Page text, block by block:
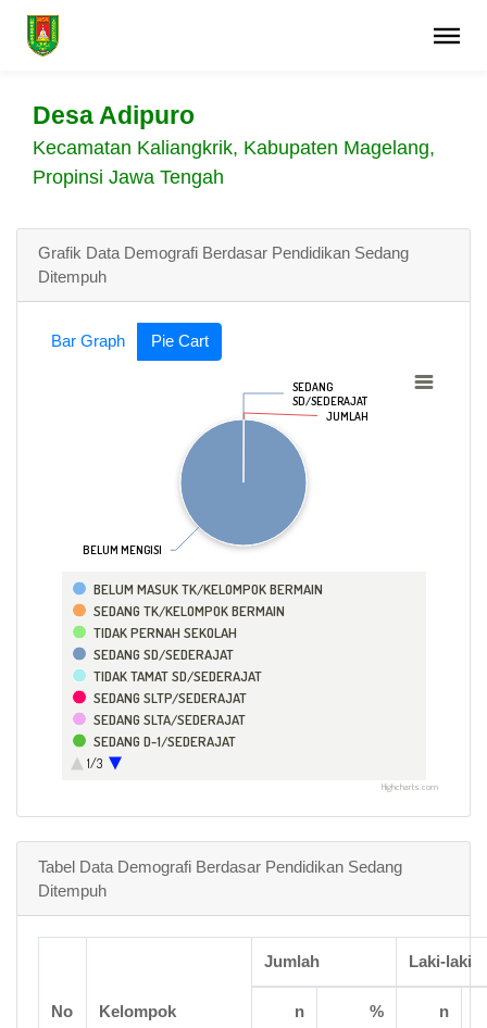
Desa Adipuro
Kecamatan Kaliangkrik, Kabupaten Magelang,
Propinsi Jawa Tengah
Grafik Data Demografi Berdasar Pendidikan Sedang
Ditempuh
Bar Graph Pie Cart
SEDANG
SD/SEDERAJAT
SEDANG
SD/SEDERAJAT
JUMLAH
JUMLAH
BELUM MENGISI
BELUM MENGISI
BELUM MASUK TK/KELOMPOK BERMAIN
SEDANG TK/KELOMPOK BERMAIN
TIDAK PERNAH SEKOLAH
SEDANG SD/SEDERAJAT
TIDAK TAMAT SD/SEDERAJAT
SEDANG SLTP/SEDERAJAT
SEDANG SLTA/SEDERAJAT
SEDANG D-1/SEDERAJAT
SEDANG D-2/SEDERAJAT
SEDANG SLB A/SEDERAJAT
SEDANG SLB B/SEDERAJAT
SEDANG SLB C/SEDERAJAT
TIDAK DAPAT MEMBACA DAN MENULIS HURUF
BELUM MENGISI
1/3
Highcharts.com
Tabel Data Demografi Berdasar Pendidikan Sedang
Ditempuh
No Kelompok
Jumlah Laki-laki
n % n